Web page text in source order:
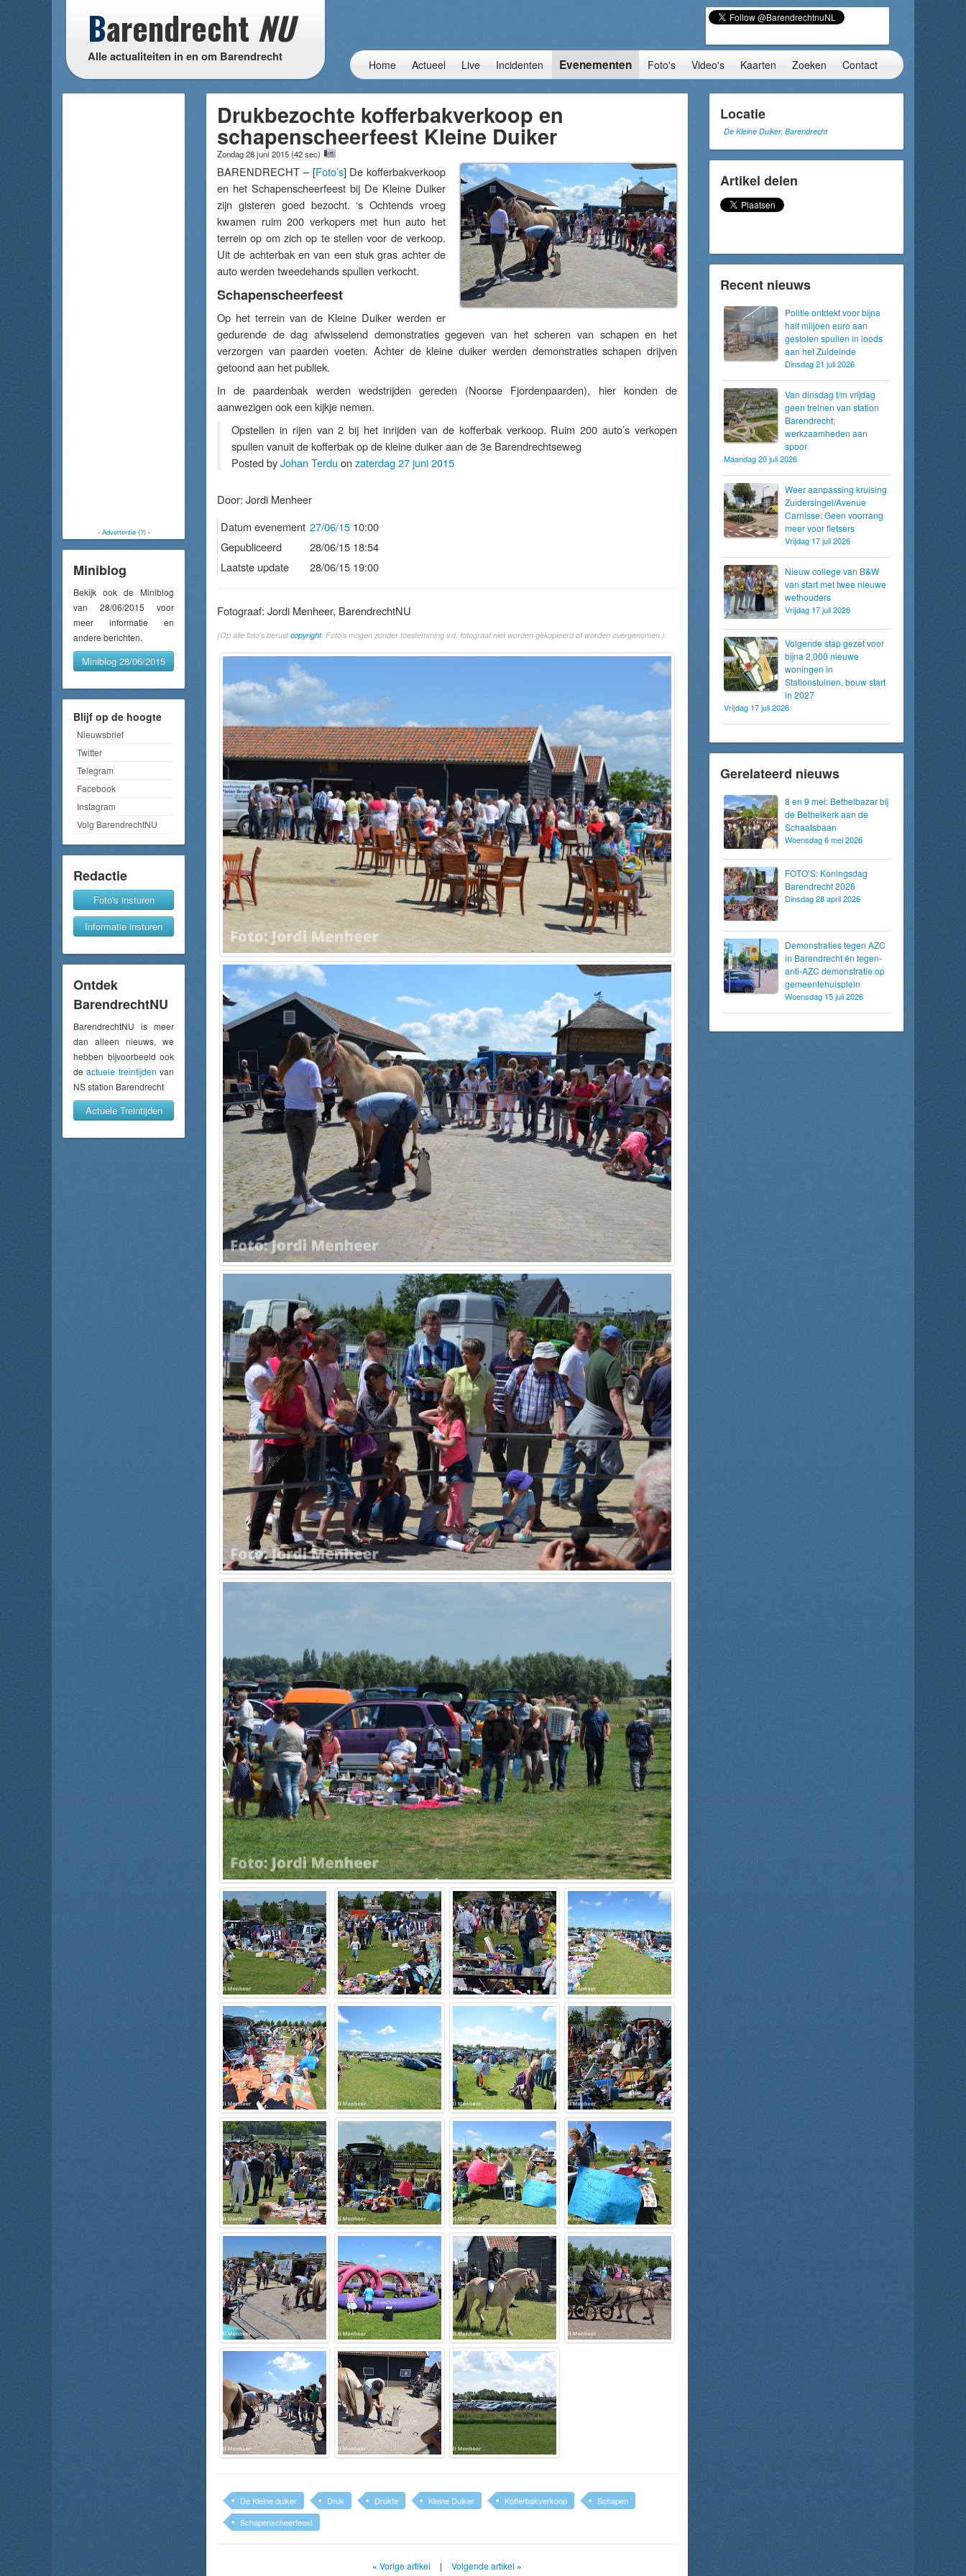
Barendrecht NU
Alle actualiteiten in en om Barendrecht
Home Actueel Live Incidenten Evenementen Foto's Video's Kaarten Zoeken Contact
- Advertentie (?)-
Miniblog
Bekijk ook de Miniblog
van 28/06/2015 voor
meer informatie en
andere berichten.
Miniblog 28/06/2015
Blijf op de hoogte
Nieuwsbrief
Twitter
Telegram
Facebook
Instagram
Volg BarendrechtNU
Redactie
Foto's insturen
Informatie insturen
Ontdek
BarendrechtNU
BarendrechtNU is meer
dan alleen nieuws, we
hebben bijvoorbeeld ook
deactuele treintijden van
NS station Barendrecht
Actuele Treintijden
Drukbezochte kofferbakverkoop en
schapenscheerfeest Kleine Duiker
Zondag 28 juni 2015(42 sec)
BARENDRECHT – [Foto’s] De kofferbakverkoop
en het Schapenscheerfeest bij De Kleine Duiker
zijn gisteren goed bezocht. ‘s Ochtends vroeg
kwamen ruim 200 verkopers met hun auto het
terrein op om zich op te stellen voor de verkoop.
Uit de achterbak en van een stuk gras achter de
auto werden tweedehands spullen verkocht.
Schapenscheerfeest
Op het terrein van de Kleine Duiker werden er
gedurende de dag afwisselend demonstraties gegeven van het scheren van schapen en het
verzorgen van paarden voeten. Achter de kleine duiker werden demonstraties schapen drijven
getoond aan het publiek.
In de paardenbak werden wedstrijden gereden (Noorse Fjordenpaarden), hier konden de
aanwezigen ook een kijkje nemen.
Opstellen in rijen van 2 bij het inrijden van de kofferbak verkoop. Ruim 200 auto’s verkopen
spullen vanuit de kofferbak op de kleine duiker aan de 3e Barendrechtseweg
Posted byJohan Terdu on zaterdag 27 juni 2015
Door: Jordi Menheer
Datum evenement 27/06/15 10:00
Gepubliceerd
28/06/15 18:54
Laatste update
28/06/15 19:00
Fotograaf: Jordi Menheer, BarendrechtNU
(Op alle foto's berustcopyright. Foto's mogen zonder toestemming v.d. fotograaf niet worden gekopieerd of worden overgenomen.)
De Kleine duiker Druk Drukte Kleine Duiker Kofferbakverkoop
Schapen
Schapenscheerfeest
« Vorige artikel | Volgende artikel »
Locatie
De Kleine Duiker, Barendrecht
Artikel delen
Recent nieuws
Politie ontdekt voor bijna
half miljoen euro aan
gestolen spullen in loods
aan het Zuideinde
Dinsdag 21 juli 2026
Van dinsdag t/m vrijdag
geen treinen van station
Barendrecht;
werkzaamheden aan
spoor
Maandag 20 juli 2026
Weer aanpassing kruising
Zuidersingel/Avenue
Carnisse: Geen voorrang
meer voor fietsers
Vrijdag 17 juli 2026
Nieuw college van B&W
van start met twee nieuwe
wethouders
Vrijdag 17 juli 2026
Volgende stap gezet voor
bijna 2.000 nieuwe
woningen in
Stationstuinen, bouw start
in 2027
Vrijdag 17 juli 2026
Gerelateerd nieuws
8 en 9 mei: Bethelbazar bij
de Bethelkerk aan de
Schaatsbaan
Woensdag 6 mei 2026
FOTO’S: Koningsdag
Barendrecht 2026
Dinsdag 28 april 2026
Demonstraties tegen AZC
in Barendrecht én tegen-
anti-AZC demonstratie op
gemeentehuisplein
Woensdag 15 juli 2026